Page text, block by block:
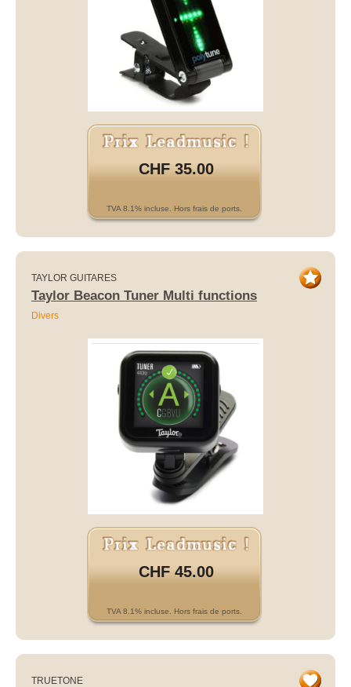
CHF 35.00
TVA 8.1% incluse. Hors frais de ports.
TAYLOR GUITARES
Taylor Beacon Tuner Multi functions
Divers
CHF 45.00
TVA 8.1% incluse. Hors frais de ports.
TRUETONE